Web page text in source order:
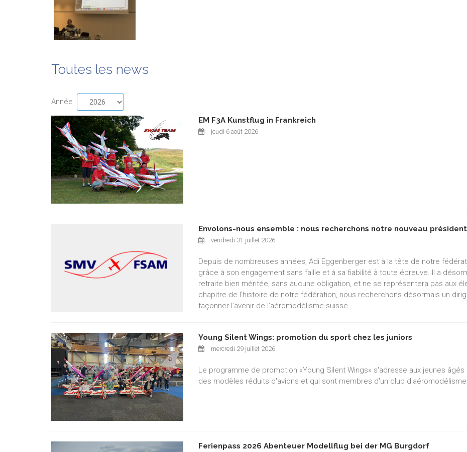
Toutes les news
Année
EM F3A Kunstflug in Frankreich
jeudi 6 août 2026
Envolons-nous ensemble : nous recherchons notre nouveau
vendredi 31 juillet 2026
Depuis de nombreuses années, Adi Eggenberger est à la tête de notre
grâce à son engagement sans faille et à sa fiabilité à toute épreuve. Il a
retraite bien méritée, sans aucune obligation, et ne se représentera pas aux
chapitre de l’histoire de notre fédération, nous recherchons désormais un
façonner l’avenir de l’aéromodélisme suisse.
Young Silent Wings: promotion du sport chez les juniors
mercredi 29 juillet 2026
Le programme de promotion «Young Silent Wings» s'adresse aux jeunes
des modèles réduits d'avions et qui sont membres d'un club d'aéromodélisme
Ferienpass 2026 Abenteuer Modellflug bei der MG Burgdorf